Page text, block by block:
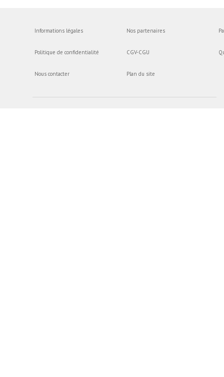
Informations légales
Politique de confidentialité
Nous contacter
Nos partenaires
CGV-CGU
Plan du site